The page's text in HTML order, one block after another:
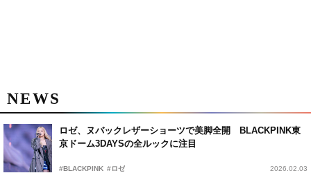
NEWS
ロゼ、ヌバックレザーショーツで美脚全開 BLACKPINK東
京ドーム3DAYSの全ルックに注目
#BLACKPINK #ロゼ 2026.02.03